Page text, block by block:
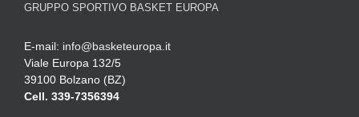
GRUPPO SPORTIVO BASKET EUROPA
E-mail: info@basketeuropa.it
Viale Europa 132/5
39100 Bolzano (BZ)
Cell. 339-7356394